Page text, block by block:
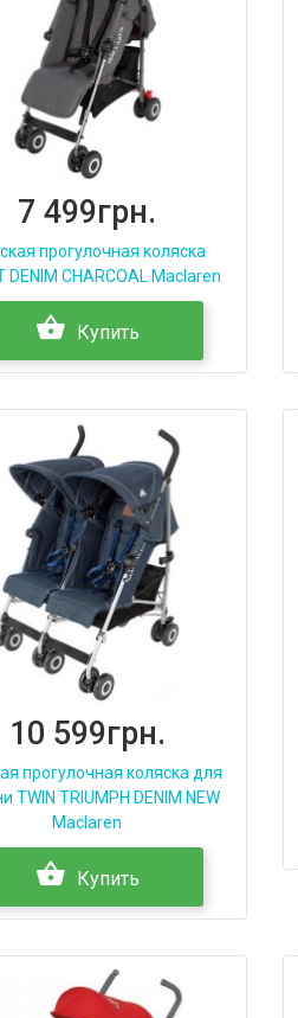
7 499грн.
прогулочная коляска
DENIM CHARCOAL Maclaren
Купить
10 599грн.
прогулочная коляска для
TWIN TRIUMPH DENIM NEW
Maclaren
Купить